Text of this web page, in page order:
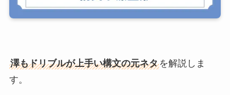
澤もドリブルが上手い構文の元ネタを解説しま
す。